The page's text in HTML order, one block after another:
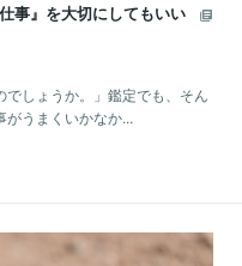
事』を大切にしてもいい
でしょうか。」鑑定でも、そん
うまくいかなか...